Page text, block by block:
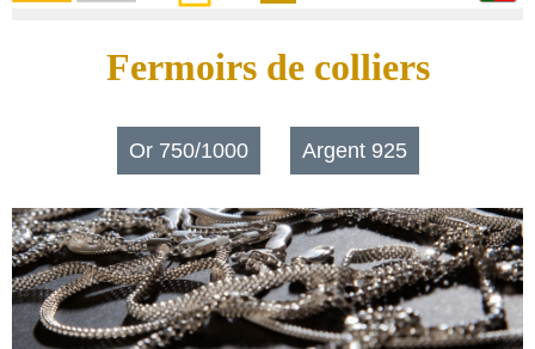
Fermoirs de colliers
Or 750/1000 Argent 925